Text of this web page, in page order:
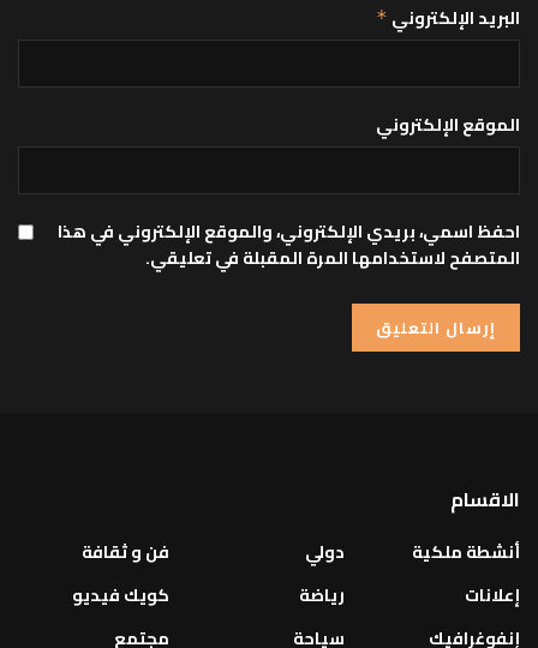
البريد الإلكتروني *
الموقع الإلكتروني
احفظ اسمي، بريدي الإلكتروني، والموقع الإلكتروني في هذا
المتصفح لاستخدامها المرة المقبلة في تعليقي.
الاقسام
أنشطة ملكية
إعلانات
إنفوغرافيك
دولي
رياضة
سياحة
فن و ثقافة
كويك فيديو
مجتمع